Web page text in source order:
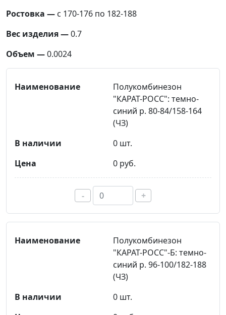
Ростовка — с 170-176 по 182-188
Вес изделия —0.7
Объем —0.0024
Полукомбинезон
"КАРАТ-РОСС": темно-
синий р. 80-84/158-164
(ЧЗ)
0 шт.
0 руб.
- +
Полукомбинезон
"КАРАТ-РОСС"-Б: темно-
синий р. 96-100/182-188
(ЧЗ)
0 шт.